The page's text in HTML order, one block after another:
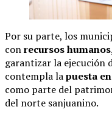
Por su parte, los
conrecursos
garantizar la ejecución
contempla lapuesta
como parte del
del norte sanjuanino.